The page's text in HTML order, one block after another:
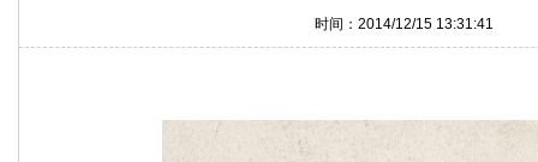
时间：2014/12/15 13:31:41